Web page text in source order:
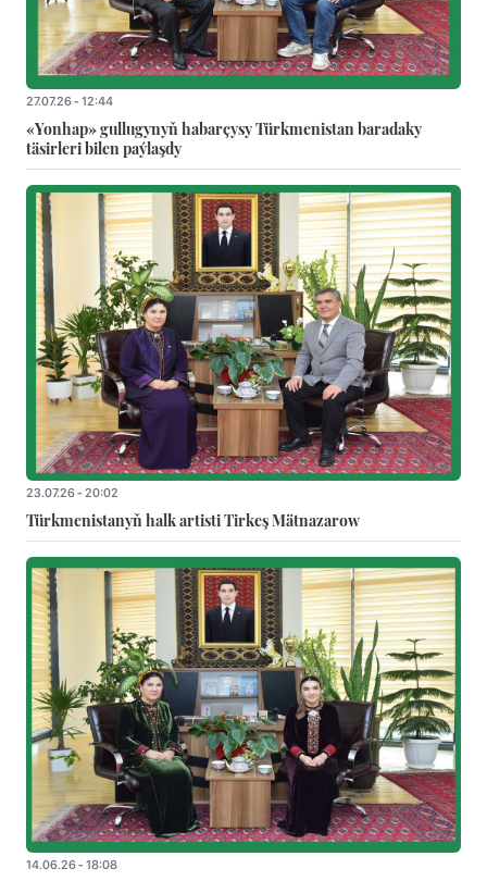
27.07.26 - 12:44
«Yonhap» gullugynyň habarçysy Türkmenistan baradaky
täsirleri bilen paýlaşdy
23.07.26 - 20:02
Türkmenistanyň halk artisti Tirkeş Mätnazarow
14.06.26 - 18:08